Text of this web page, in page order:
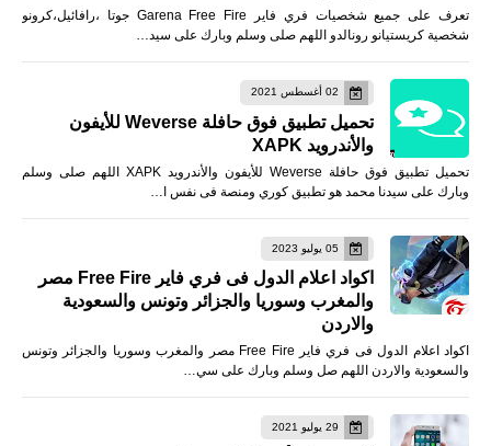
تعرف على جميع شخصيات فري فاير Garena Free Fire جوتا ،رافائيل،كرونو
شخصية كريستيانو رونالدو اللهم صلى وسلم وبارك على سيد…
02 أغسطس 2021
تحميل تطبيق فوق حافلة Weverse للأيفون
والأندرويد XAPK
تحميل تطبيق فوق حافلة Weverse للأيفون والأندرويد XAPK اللهم صلى وسلم
وبارك على سيدنا محمد هو تطبيق كوري ومنصة فى نفس ا…
05 يوليو 2023
اكواد اعلام الدول فى فري فاير Free Fire مصر
والمغرب وسوريا والجزائر وتونس والسعودية
والاردن
اكواد اعلام الدول فى فري فاير Free Fire مصر والمغرب وسوريا والجزائر وتونس
والسعودية والاردن اللهم صل وسلم وبارك على سي…
29 يوليو 2021